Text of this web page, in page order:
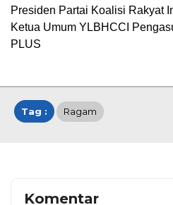
Presiden Partai Koalisi Rakyat
Ketua Umum YLBHCCI
PLUS
Tag : Ragam
Komentar